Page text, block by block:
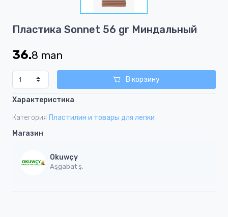
1
1
Пластика Sonnet 56 gr Миндальный
36.8 man
В корзину
Характеристика
Категория Пластилин и товары для лепки
Магазин
Okuwçy
Aşgabat ş.